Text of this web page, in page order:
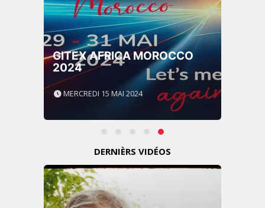
GITEX AFRICA MOROCCO
2024
MERCREDI 15 MAI 2024
DERNIÈRS VIDÉOS